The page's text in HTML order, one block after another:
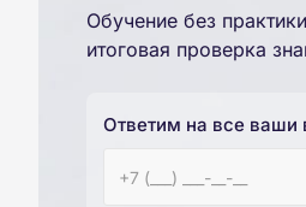
Обучение без
итоговая проверка
Ответим на все ваши